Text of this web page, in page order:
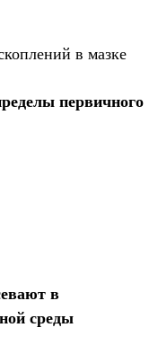
в мазке
первичного
в
среды